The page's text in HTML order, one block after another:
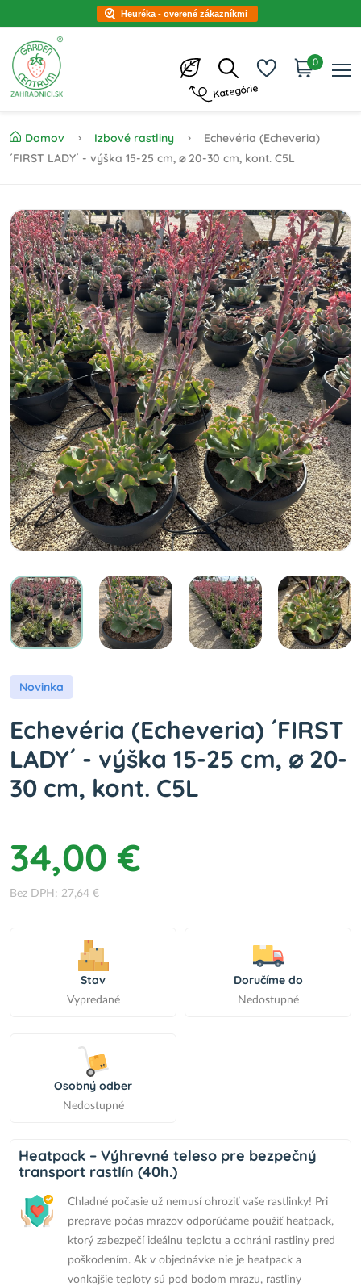
Heuréka - overené zákazníkmi
Kategórie
0
Domov Izbové rastliny
Echevéria (Echeveria)
´FIRST LADY´ - výška 15-25 cm, ⌀ 20-30 cm, kont. C5L
Novinka
Echevéria (Echeveria) ´FIRST
LADY´ - výška 15-25 cm, ⌀ 20-
30 cm, kont. C5L
34,00 €
Bez DPH: 27,64 €
Stav
Vypredané
Doručíme do
Nedostupné
Osobný odber
Nedostupné
Heatpack – Výhrevné teleso pre bezpečný
transport rastlín (40h.)
Chladné počasie už nemusí ohroziť vaše rastlinky! Pri
preprave počas mrazov odporúčame použiť heatpack,
ktorý zabezpečí ideálnu teplotu a ochráni rastliny pred
poškodením. Ak v objednávke nie je heatpack a
vonkajšie teploty sú pod bodom mrazu, rastliny